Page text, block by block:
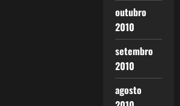
outubro
2010
setembro
2010
agosto